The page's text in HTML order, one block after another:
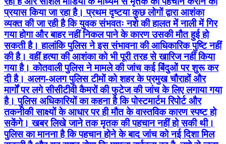
प्रयास किया जा रहा है। प्रथम दृष्टया कुछ लोगों द्वारा आशंका
व्यक्त की जा रही है कि युवक संभवतः नशे की हालत में नाली में गिर
गया होगा और बाहर नहीं निकल पाने के कारण उसकी मौत हुई हो
सकती है। हालांकि पुलिस ने इस संभावना की आधिकारिक पुष्टि नहीं
की है। वहीं हत्या की आशंका को भी पूरी तरह से खारिज नहीं किया
गया है। कोतवाली पुलिस ने मामले की जांच कई बिंदुओं पर शुरू कर
दी है। अलग-अलग पुलिस टीमों को शहर के प्रमुख चौराहों और
मार्गों पर लगे सीसीटीवी कैमरों की फुटेज की जांच के लिए लगाया गया
है। पुलिस अधिकारियों का कहना है कि पोस्टमार्टम रिपोर्ट और
तकनीकी साक्ष्यों के आधार पर ही मौत के वास्तविक कारण स्पष्ट हो
सकेंगे। खबर लिखे जाने तक मृतक की पहचान नहीं हो सकी थी।
पुलिस का मानना है कि पहचान होने के बाद जांच को नई दिशा मिल